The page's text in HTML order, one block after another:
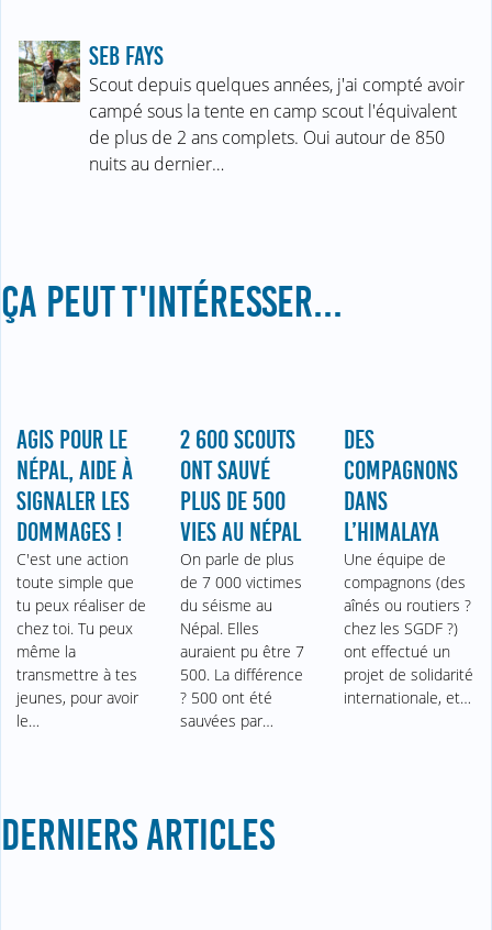
SEB FAYS
Scout depuis quelques années, j'ai compté avoir
campé sous la tente en camp scout l'équivalent
de plus de 2 ans complets. Oui autour de 850
nuits au dernier…
ÇA PEUT T'INTÉRESSER...
AGIS POUR LE
NÉPAL, AIDE À
SIGNALER LES
DOMMAGES !
C'est une action
toute simple que
tu peux réaliser de
chez toi. Tu peux
même la
transmettre à tes
jeunes, pour avoir
le…
2 600 SCOUTS
ONT SAUVÉ
PLUS DE 500
VIES AU NÉPAL
On parle de plus
de 7 000 victimes
du séisme au
Népal. Elles
auraient pu être 7
500. La différence
? 500 ont été
sauvées par…
DES
COMPAGNONS
DANS
L’HIMALAYA
Une équipe de
compagnons (des
aînés ou routiers ?
chez les SGDF ?)
ont effectué un
projet de solidarité
internationale, et…
DERNIERS ARTICLES